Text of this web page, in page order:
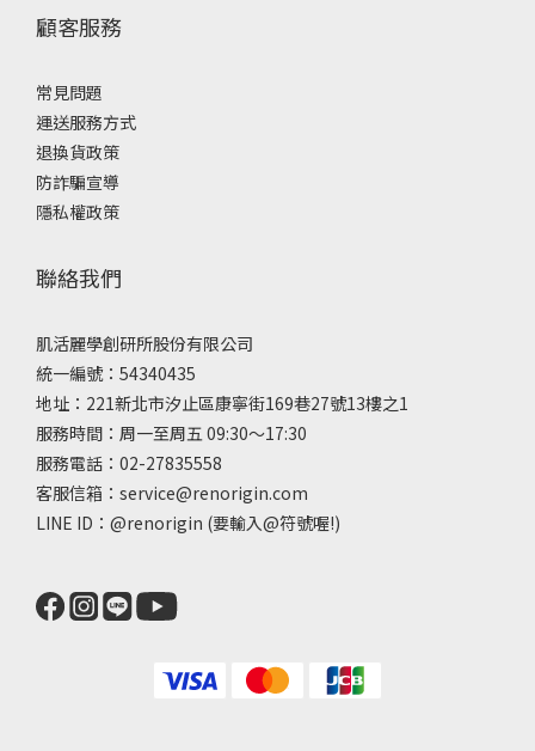
顧客服務
常見問題
運送服務方式
退換貨政策
防詐騙宣導
隱私權政策
聯絡我們
肌活麗學創研所股份有限公司
統一編號：54340435
地址：221新北市汐止區康寧街169巷27號13樓之1
服務時間：周一至周五 09:30～17:30
服務電話：02-27835558
客服信箱：service@renorigin.com
LINE ID： @renorigin (要輸入@符號喔!)